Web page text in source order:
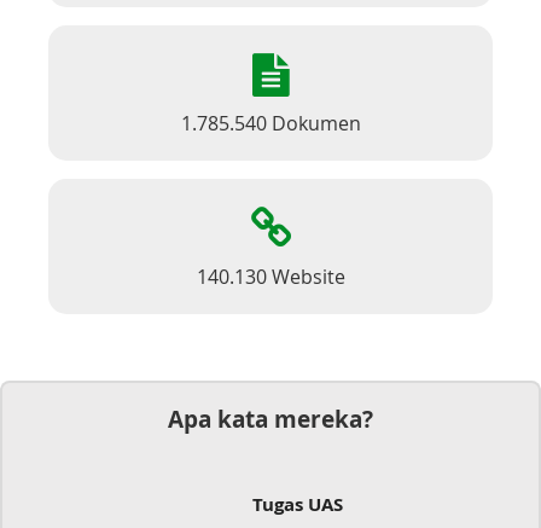
1.785.540 Dokumen
140.130 Website
Apa kata mereka?
Tugas UAS